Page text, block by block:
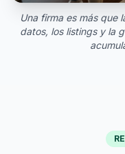
Una firma es más que
datos, los listings y la